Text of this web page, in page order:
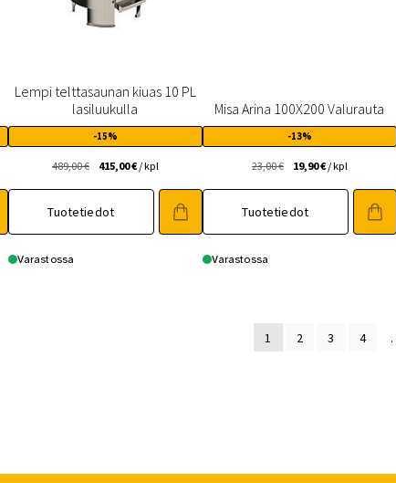
Lempi telttasaunan kiuas 10 PL
lasiluukulla
-15%
489,00€ Alkuperäinen
489,00 €.
415,00€Nykyinen
415,00 €.
/ kpl
Tuotetiedot
Varastossa
Misa Arina 100X200 Valurauta
-13%
23,00€ Alkuperäinen
23,00 €.
19,90€Nykyinen
/ kpl
Tuotetiedot
Varastossa
1 2 3 4